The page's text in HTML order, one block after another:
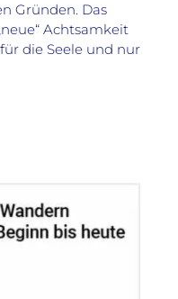
Gründen. Das
Achtsamkeit
die Seele und nur